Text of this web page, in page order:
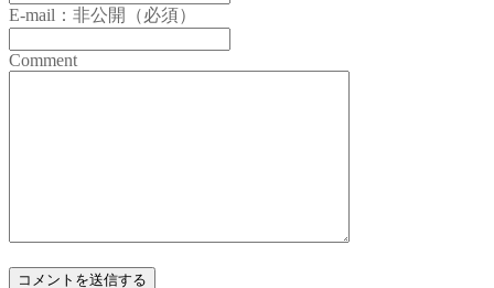
E-mail：非公開（必須）
Comment